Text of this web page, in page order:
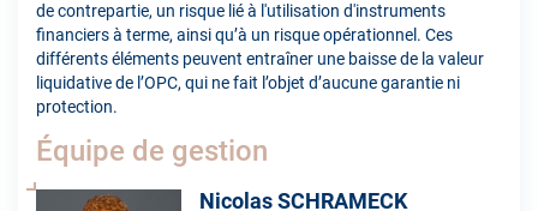
de contrepartie, un risque lié à l'utilisation d'instruments
financiers à terme, ainsi qu’à un risque opérationnel. Ces
différents éléments peuvent entraîner une baisse de la valeur
liquidative de l’OPC, qui ne fait l’objet d’aucune garantie ni
protection.
Équipe de gestion
Nicolas SCHRAMECK